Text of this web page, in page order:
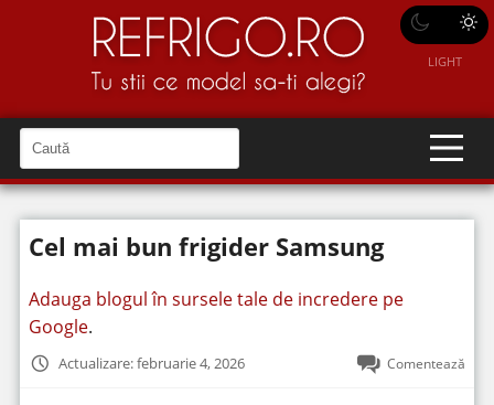
LIGHT
a
u
t
n
C
a
u
î
n
t
Cel mai bun frigider Samsung
Adauga blogul în sursele tale de incredere pe
Google.
Actualizare: februarie 4, 2026 Comentează